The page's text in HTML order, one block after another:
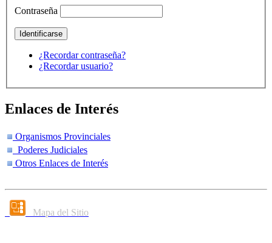
Contraseña
¿Recordar contraseña?
¿Recordar usuario?
Enlaces de Interés
Organismos Provinciales
Poderes Judiciales
Otros Enlaces de Interés
Mapa del Sitio